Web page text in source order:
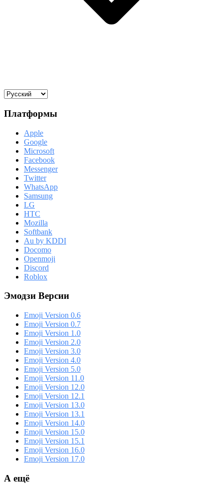
Платформы
Apple
Google
Microsoft
Facebook
Messenger
Twitter
WhatsApp
Samsung
LG
HTC
Mozilla
Softbank
Au by KDDI
Docomo
Openmoji
Discord
Roblox
Эмодзи Версии
Emoji Version 0.6
Emoji Version 0.7
Emoji Version 1.0
Emoji Version 2.0
Emoji Version 3.0
Emoji Version 4.0
Emoji Version 5.0
Emoji Version 11.0
Emoji Version 12.0
Emoji Version 12.1
Emoji Version 13.0
Emoji Version 13.1
Emoji Version 14.0
Emoji Version 15.0
Emoji Version 15.1
Emoji Version 16.0
Emoji Version 17.0
А ещё